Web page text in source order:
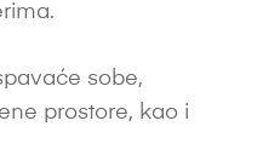
sobe,
prostore, kao i